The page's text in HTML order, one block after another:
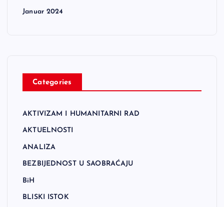
Januar 2024
Categories
AKTIVIZAM I HUMANITARNI RAD
AKTUELNOSTI
ANALIZA
BEZBIJEDNOST U SAOBRAĆAJU
BiH
BLISKI ISTOK